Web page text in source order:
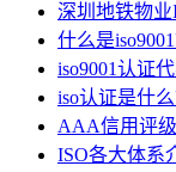
深圳地铁物
什么是
iso9001认证
iso认证是什
AAA信用评
ISO各大体系